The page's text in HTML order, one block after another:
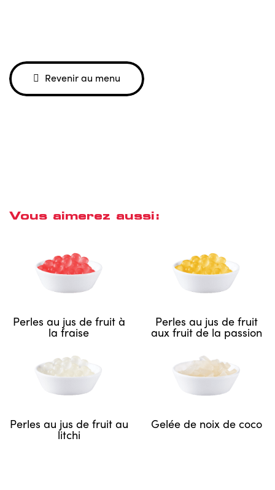
Revenir au menu
Vous aimerez aussi:
Perles au jus de fruit à
la fraise
Perles au jus de fruit
aux fruit de la passion
Perles au jus de fruit au
litchi
Gelée de noix de coco